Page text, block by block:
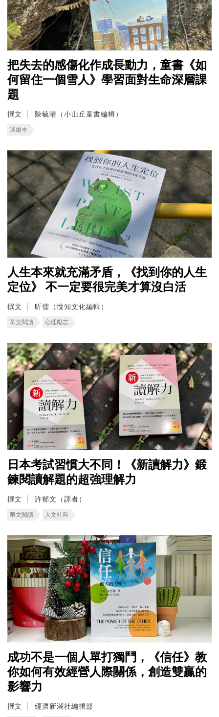
把失去的感傷化作成長動力，童書《如
何留住一個雪人》學習面對生命深層課
題
撰文 陳毓晴（小山丘童書編輯）
迷繪本
人生本來就充滿矛盾，《找到你的人生
定位》 不一定要很完美才算沒白活
撰文 昕儒（悅知文化編輯）
華文閱讀 心理勵志
日本考試習慣大不同！《新讀解力》鍛
鍊閱讀解題的超強理解力
撰文 許郁文（譯者）
華文閱讀 人文社科
成功不是一個人單打獨鬥，《信任》教
你如何有效經營人際關係，創造雙贏的
影響力
撰文 經濟新潮社編輯部